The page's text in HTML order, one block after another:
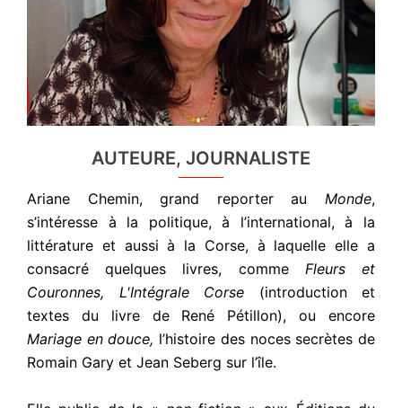
AUTEURE, JOURNALISTE
Ariane Chemin, grand reporter au Monde,
s’intéresse à la politique, à l’international, à la
littérature et aussi à la Corse, à laquelle elle a
consacré quelques livres, comme Fleurs et
Couronnes, L'Intégrale Corse (introduction et
textes du livre de René Pétillon), ou encore
Mariage en douce, l’histoire des noces secrètes de
Romain Gary et Jean Seberg sur l’île.